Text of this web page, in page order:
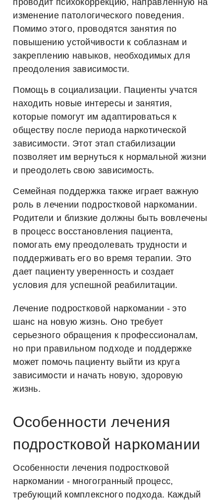
проводит психокоррекцию, направленную на
изменение патологического поведения.
Помимо этого, проводятся занятия по
повышению устойчивости к соблазнам и
закреплению навыков, необходимых для
преодоления зависимости.
Помощь в социализации. Пациенты учатся
находить новые интересы и занятия,
которые помогут им адаптироваться к
обществу после периода наркотической
зависимости. Этот этап стабилизации
позволяет им вернуться к нормальной жизни
и преодолеть свою зависимость.
Семейная поддержка также играет важную
роль в лечении подростковой наркомании.
Родители и близкие должны быть вовлечены
в процесс восстановления пациента,
помогать ему преодолевать трудности и
поддерживать его во время терапии. Это
дает пациенту уверенность и создает
условия для успешной реабилитации.
Лечение подростковой наркомании - это
шанс на новую жизнь. Оно требует
серьезного обращения к профессионалам,
но при правильном подходе и поддержке
может помочь пациенту выйти из круга
зависимости и начать новую, здоровую
жизнь.
Особенности лечения
подростковой наркомании
Особенности лечения подростковой
наркомании - многогранный процесс,
требующий комплексного подхода. Каждый